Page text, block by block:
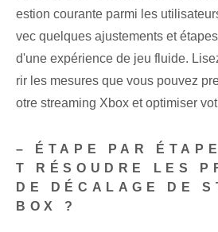
estion courante parmi les
vec quelques ajustements et
d'une expérience de jeu fluide.
rir les mesures que vous pouvez
otre streaming Xbox et optimiser
– ÉTAPE PAR
T RÉSOUDRE LES
DE DÉCALAGE DE
BOX ?